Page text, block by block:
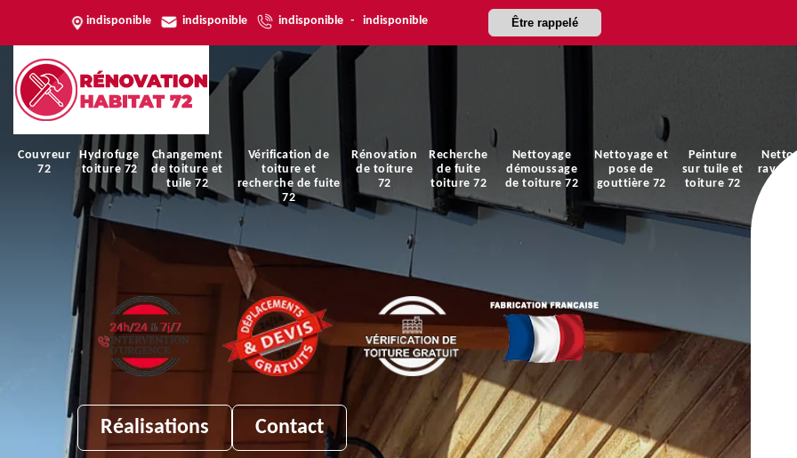
indisponible indisponible indisponible - indisponible Être rappelé
Couvreur
72
Hydrofuge
toiture 72
Changement
de toiture et
tuile 72
Vérification de
toiture et
recherche de fuite
72
Rénovation
de toiture
72
Recherche
de fuite
toiture 72
Nettoyage
démoussage
de toiture 72
Nettoyage et
pose de
gouttière 72
Peinture
sur tuile et
toiture 72
Réalisations Contact